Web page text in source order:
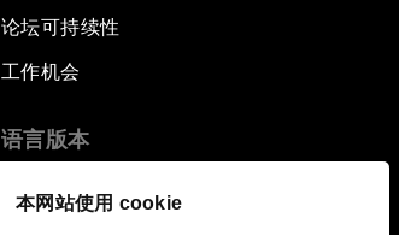
本网站使用 cookie
论坛可持续性
工作机会
语言版本